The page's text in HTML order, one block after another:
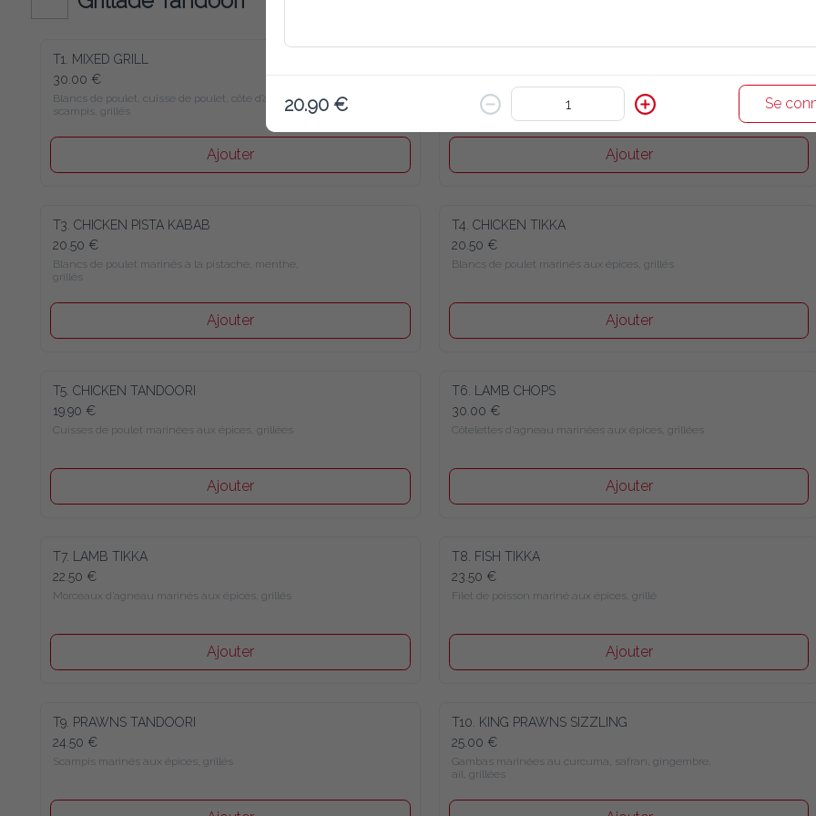
T1. MIXED GRILL
30.00 €
Blancs de poulet, cuisse de poulet, côte d’agneau,
scampis, grillés
Ajouter
Blancs de poulet marinés aux noix de cajou, amande,
grillés
Ajouter
T3. CHICKEN PISTA KABAB
20.50 €
Blancs de poulet marinés à la pistache, menthe,
grillés
Ajouter
T4. CHICKEN TIKKA
20.50 €
Blancs de poulet marinés aux épices, grillés
Ajouter
T5. CHICKEN TANDOORI
19.90 €
Cuisses de poulet marinées aux épices, grillées
Ajouter
T6. LAMB CHOPS
30.00 €
Côtelettes d’agneau marinées aux épices, grillées
Ajouter
T7. LAMB TIKKA
22.50 €
Morceaux d’agneau marinés aux épices, grillés
Ajouter
T8. FISH TIKKA
23.50 €
Filet de poisson mariné aux épices, grillé
Ajouter
T9. PRAWNS TANDOORI
24.50 €
Scampis marinés aux épices, grillés
T10. KING PRAWNS SIZZLING
25.00 €
Gambas marinées au curcuma, safran, gingembre,
ail, grillées
20.90 € Se